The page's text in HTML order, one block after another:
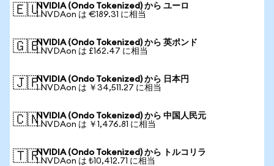
🇪🇺NVIDIA (Ondo Tokenized) から ユーロ
1 NVDAon は €189.31 に相当
🇬🇧NVIDIA (Ondo Tokenized) から 英ポンド
1 NVDAon は £162.47 に相当
🇯🇵NVIDIA (Ondo Tokenized) から 日本円
1 NVDAon は ￥34,511.27 に相当
🇨🇳NVIDIA (Ondo Tokenized) から 中国人民元
1 NVDAon は ￥1,476.81 に相当
🇹🇷NVIDIA (Ondo Tokenized) から トルコリラ
1 NVDAon は ₺10,412.71 に相当